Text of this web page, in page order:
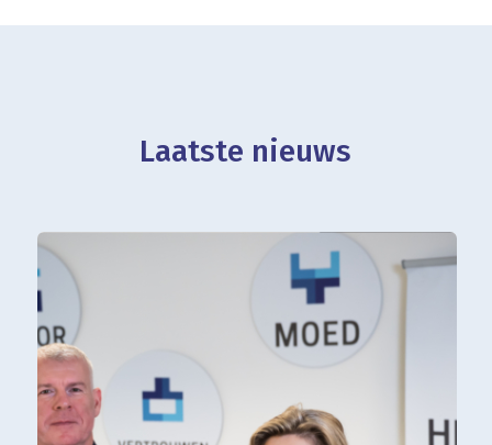
Laatste nieuws